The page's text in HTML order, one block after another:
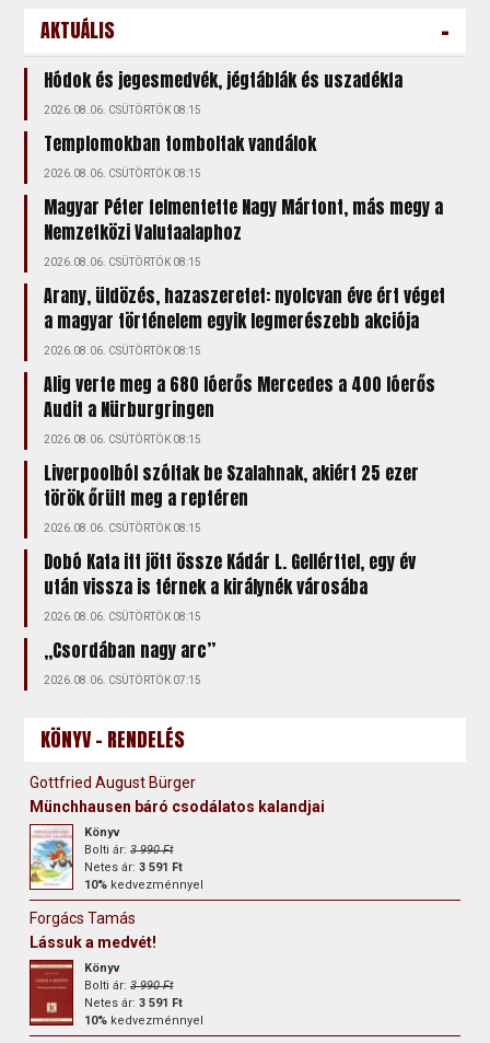
AKTUÁLIS -
Hódok és jegesmedvék, jégtáblák és uszadékfa
2026.08.06. CSÜTÖRTÖK 08:15
Templomokban tomboltak vandálok
2026.08.06. CSÜTÖRTÖK 08:15
Magyar Péter felmentette Nagy Mártont, más megy a
Nemzetközi Valutaalaphoz
2026.08.06. CSÜTÖRTÖK 08:15
Arany, üldözés, hazaszeretet: nyolcvan éve ért véget
a magyar történelem egyik legmerészebb akciója
2026.08.06. CSÜTÖRTÖK 08:15
Alig verte meg a 680 lóerős Mercedes a 400 lóerős
Audit a Nürburgringen
2026.08.06. CSÜTÖRTÖK 08:15
Liverpoolból szóltak be Szalahnak, akiért 25 ezer
török őrült meg a reptéren
2026.08.06. CSÜTÖRTÖK 08:15
Dobó Kata itt jött össze Kádár L. Gellérttel, egy év
után vissza is térnek a királynék városába
2026.08.06. CSÜTÖRTÖK 08:15
„Csordában nagy arc”
2026.08.06. CSÜTÖRTÖK 07:15
KÖNYV - RENDELÉS
Gottfried August Bürger
Münchhausen báró csodálatos kalandjai
Könyv
Bolti ár:3 990 Ft
Netes ár:3 591 Ft
10% kedvezménnyel
Forgács Tamás
Lássuk a medvét!
Könyv
Bolti ár:3 990 Ft
Netes ár:3 591 Ft
10% kedvezménnyel